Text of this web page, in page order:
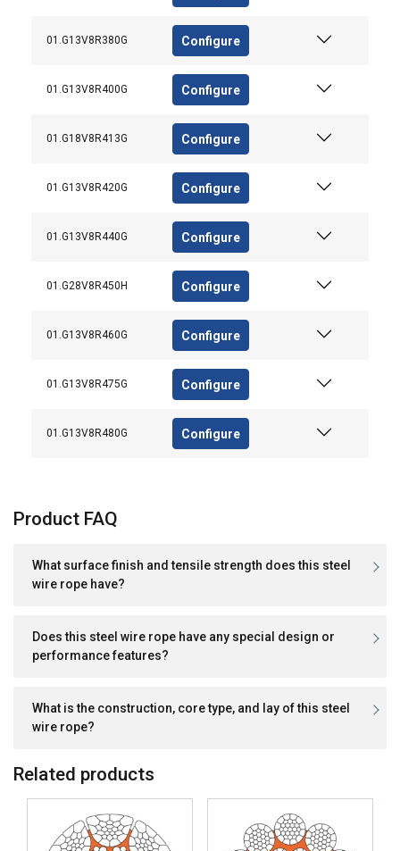
01.G13V8R380G Configure
01.G13V8R400G Configure
01.G18V8R413G Configure
01.G13V8R420G Configure
01.G13V8R440G Configure
01.G28V8R450H Configure
01.G13V8R460G Configure
01.G13V8R475G Configure
01.G13V8R480G Configure
Product FAQ
What surface finish and tensile strength does this steel
wire rope have?
Does this steel wire rope have any special design or
performance features?
What is the construction, core type, and lay of this steel
wire rope?
Related products